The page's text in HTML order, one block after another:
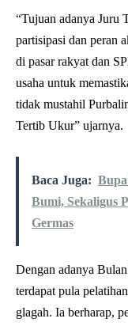
“Tujuan adanya Juru
partisipasi dan peran
di pasar rakyat dan
usaha untuk
tidak mustahil
Tertib Ukur” ujarnya.
Baca Juga:
Bumi, Sekaligus
Germas
Dengan adanya
terdapat pula
glagah. Ia berharap,